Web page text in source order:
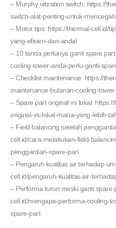
– Murphy vibration switch: https://
switch-alat-penting-untuk-
– Motor tips: https://thermal-cell.id/
yang-efisien-dan-andal
– 10 tanda perlunya ganti spare
cooling-tower-anda-perlu-ganti-
– Checklist maintenance: https://
maintenance-bulanan-cooling-
– Spare part original vs lokal:
original-vs-lokal-mana-yang-lebih-
– Field balancing setelah
cell.id/cara-melakukan-field-
penggantian-spare-part
– Pengaruh kualitas air terhadap
cell.id/pengaruh-kualitas-air-
– Performa turun meski ganti spare
cell.id/mengapa-performa-cooling-
spare-part